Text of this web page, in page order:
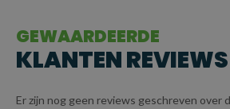
eenvoudig aan specifieke eisen worden
lading veilig en betrouwbaar
GEWAARDEERDE
KLANTEN REVIEWS
Er zijn nog geen reviews geschreven over